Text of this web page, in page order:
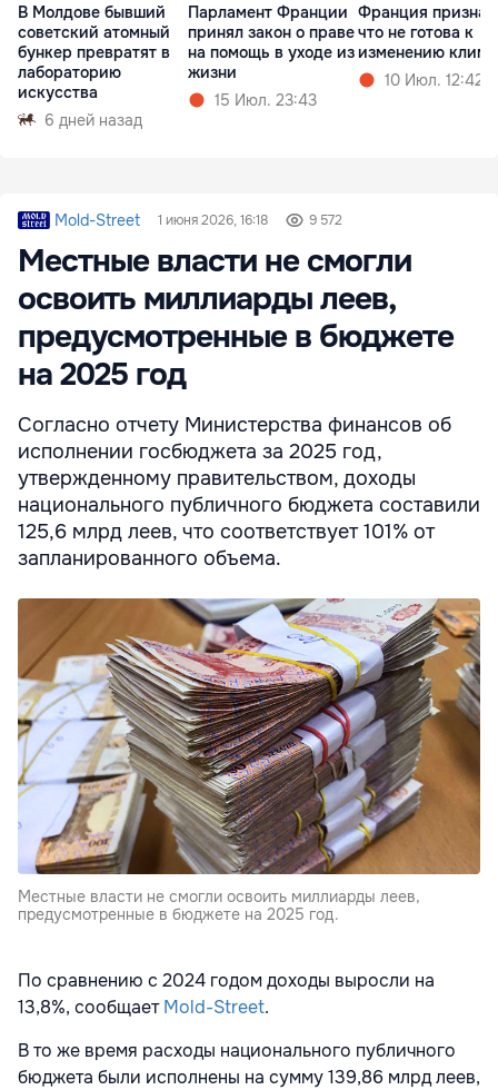
В Молдове бывший
советский атомный
бункер превратят в
лабораторию
искусства
6 дней назад
Парламент Франции
принял закон о праве
на помощь в уходе из
жизни
15 Июл. 23:43
Франция
что не готова к
изменению
10 Июл. 12:42
Mold-Street 1 июня 2026, 16:18 9 572
Местные власти не смогли
освоить миллиарды леев,
предусмотренные в бюджете
на 2025 год
Согласно отчету Министерства финансов об
исполнении госбюджета за 2025 год,
утвержденному правительством, доходы
национального публичного бюджета составили
125,6 млрд леев, что соответствует 101% от
запланированного объема.
Местные власти не смогли освоить миллиарды леев,
предусмотренные в бюджете на 2025 год.
По сравнению с 2024 годом доходы выросли на
13,8%, сообщаетMold-Street.
В то же время расходы национального публичного
бюджета были исполнены на сумму 139,86 млрд леев,